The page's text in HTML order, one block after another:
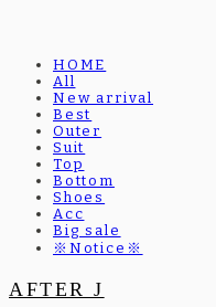
HOME
All
New arrival
Best
Outer
Suit
Top
Bottom
Shoes
Acc
Big sale
※Notice※
AFTER J